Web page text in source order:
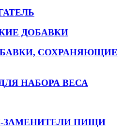
ДОБАВКИ
СОХРАНЯЮЩИЕ
НАБОРА ВЕСА
ЗАМЕНИТЕЛИ ПИЩИ